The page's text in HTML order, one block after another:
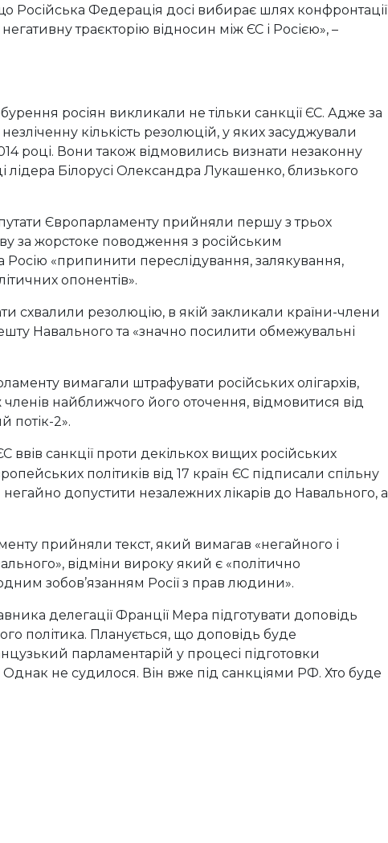
Російська Федерація досі вибирає шлях конфронтації
траєкторію відносин між ЄС і Росією», –
росіян викликали не тільки санкції ЄС. Адже за
кількість резолюцій, у яких засуджували
році. Вони також відмовились визнати незаконну
Білорусі Олександра Лукашенко, близького
Європарламенту прийняли першу з трьох
за жорстоке поводження з російським
«припинити переслідування, залякування,
опонентів».
схвалили резолюцію, в якій закликали країни-члени
Навального та «значно посилити обмежувальні
вимагали штрафувати російських олігархів,
найближчого його оточення, відмовитися від
потік-2».
ввів санкції проти декількох вищих російських
політиків від 17 країн ЄС підписали спільну
допустити незалежних лікарів до Навального, а
прийняли текст, який вимагав «негайного і
відміни вироку який є «політично
зобов’язанням Росії з прав людини».
делегації Франції Мера підготувати доповідь
політика. Планується, що доповідь буде
парламентарій у процесі підготовки
Однак не судилося. Він вже під санкціями РФ. Хто буде